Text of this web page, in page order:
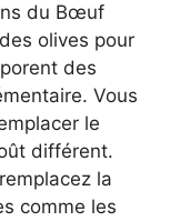
du Bœuf
olives pour
des
Vous
le
différent.
la
comme les